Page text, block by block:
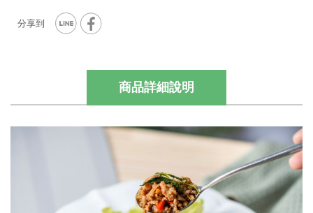
商品詳細說明